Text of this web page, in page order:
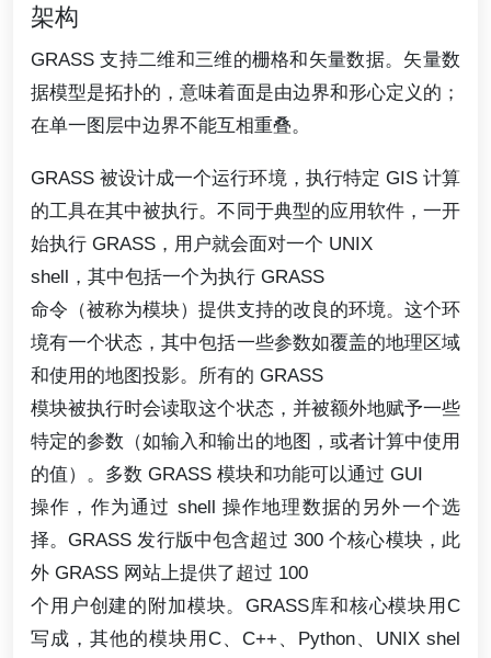
架构
GRASS 支持二维和三维的栅格和矢量数据。矢量数
据模型是拓扑的，意味着面是由边界和形心定义的；
在单一图层中边界不能互相重叠。
GRASS 被设计成一个运行环境，执行特定 GIS 计算
的工具在其中被执行。不同于典型的应用软件，一开
始执行 GRASS，用户就会面对一个 UNIX
shell，其中包括一个为执行 GRASS
命令（被称为模块）提供支持的改良的环境。这个环
境有一个状态，其中包括一些参数如覆盖的地理区域
和使用的地图投影。所有的 GRASS
模块被执行时会读取这个状态，并被额外地赋予一些
特定的参数（如输入和输出的地图，或者计算中使用
的值）。多数 GRASS 模块和功能可以通过 GUI
操作，作为通过 shell 操作地理数据的另外一个选
择。GRASS 发行版中包含超过 300 个核心模块，此
外 GRASS 网站上提供了超过 100
个用户创建的附加模块。GRASS库和核心模块用C
写成，其他的模块用C、C++、Python、UNIX shel